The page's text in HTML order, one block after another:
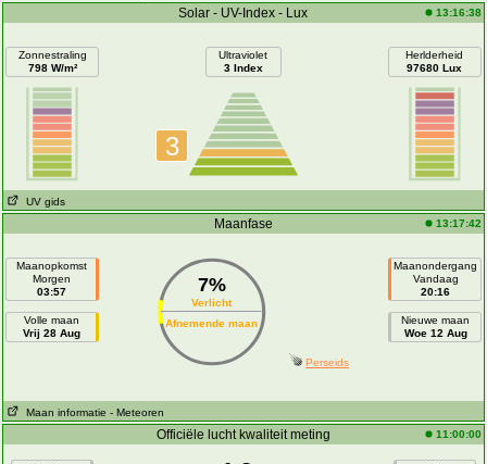
Solar - UV-Index - Lux 13:16:38
Zonnestraling
798 W/m²
Ultraviolet
3 Index
3
Herlderheid
97680 Lux
UV gids
Maanfase 13:17:42
Maanopkomst
Morgen
03:57
Volle maan
Vrij 28 Aug
7%
Verlicht
Afnemende maan
Maanondergang
Vandaag
20:16
Nieuwe maan
Woe 12 Aug
Perseids
Maan informatie - Meteoren
Officiële lucht kwaliteit meting 11:00:00